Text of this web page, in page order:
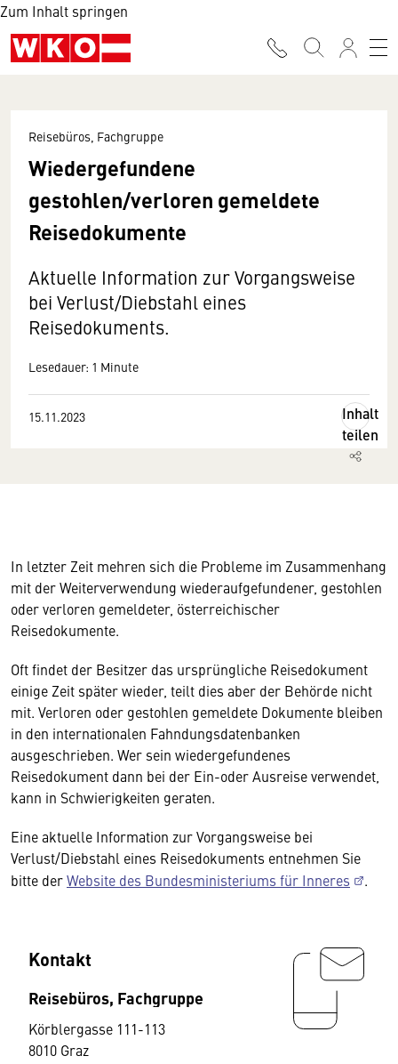
Zum Inhalt springen
Reisebüros, Fachgruppe
Wiedergefundene
gestohlen/verloren gemeldete
Reisedokumente
Aktuelle Information zur Vorgangsweise
bei Verlust/Diebstahl eines
Reisedokuments.
Lesedauer: 1 Minute
15.11.2023
Inhalt
teilen
In letzter Zeit mehren sich die Probleme im Zusammenhang
mit der Weiterverwendung wiederaufgefundener, gestohlen
oder verloren gemeldeter, österreichischer
Reisedokumente.
Oft findet der Besitzer das ursprüngliche Reisedokument
einige Zeit später wieder, teilt dies aber der Behörde nicht
mit. Verloren oder gestohlen gemeldete Dokumente bleiben
in den internationalen Fahndungsdatenbanken
ausgeschrieben. Wer sein wiedergefundenes
Reisedokument dann bei der Ein-oder Ausreise verwendet,
kann in Schwierigkeiten geraten.
Eine aktuelle Information zur Vorgangsweise bei
Verlust/Diebstahl eines Reisedokuments entnehmen Sie
bitte derWebsite des Bundesministeriums für Inneres .
Kontakt
Reisebüros, Fachgruppe
Körblergasse 111-113
8010 Graz